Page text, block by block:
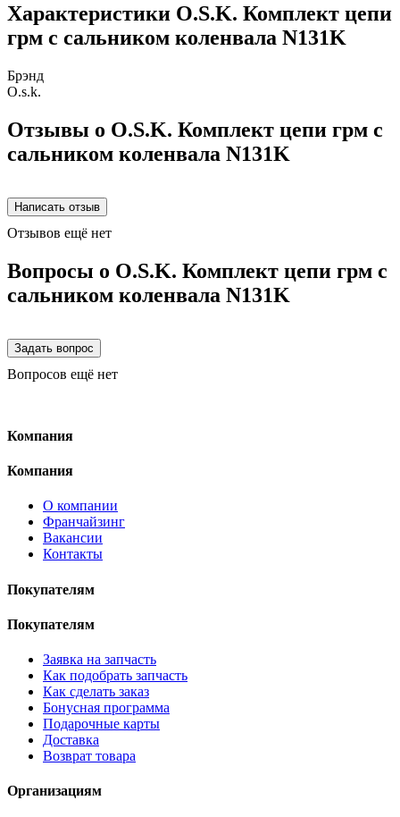
Характеристики O.S.K. Комплект цепи
грм с сальником коленвала N131K
Брэнд
O.s.k.
Отзывы о O.S.K. Комплект цепи грм с
сальником коленвала N131K
Отзывов ещё нет
Вопросы о O.S.K. Комплект цепи грм с
сальником коленвала N131K
Вопросов ещё нет
Компания
Компания
О компании
Франчайзинг
Вакансии
Контакты
Покупателям
Покупателям
Заявка на запчасть
Как подобрать запчасть
Как сделать заказ
Бонусная программа
Подарочные карты
Доставка
Возврат товара
Организациям